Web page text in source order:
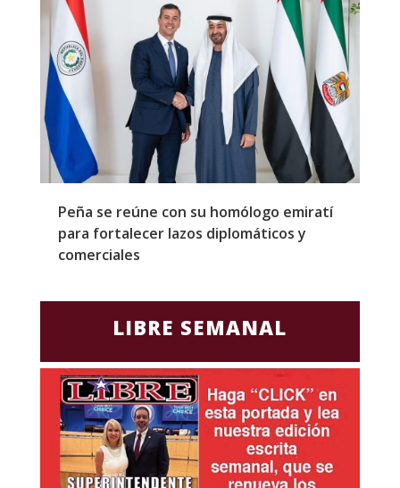
Peña se reúne con su homólogo emiratí
para fortalecer lazos diplomáticos y
comerciales
LIBRE SEMANAL